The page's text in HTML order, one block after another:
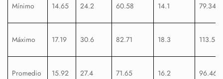
Mínimo 14.65 24.2 60.58 14.1 79.34
Máximo 17.19 30.6 82.71 18.3 113.58
Promedio 15.92 27.4 71.65 16.2 96.46